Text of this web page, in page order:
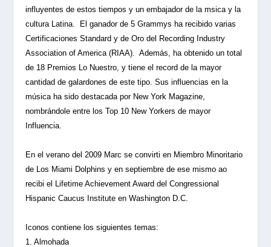
influyentes de estos tiempos y un embajador de la msica y la
cultura Latina. El ganador de 5 Grammys ha recibido varias
Certificaciones Standard y de Oro del Recording Industry
Association of America (RIAA). Además, ha obtenido un total
de 18 Premios Lo Nuestro, y tiene el record de la mayor
cantidad de galardones de este tipo. Sus influencias en la
música ha sido destacada por New York Magazine,
nombrándole entre los Top 10 New Yorkers de mayor
Influencia.
En el verano del 2009 Marc se convirti en Miembro Minoritario
de Los Miami Dolphins y en septiembre de ese mismo ao
recibi el Lifetime Achievement Award del Congressional
Hispanic Caucus Institute en Washington D.C.
Iconos contiene los siguientes temas:
1. Almohada